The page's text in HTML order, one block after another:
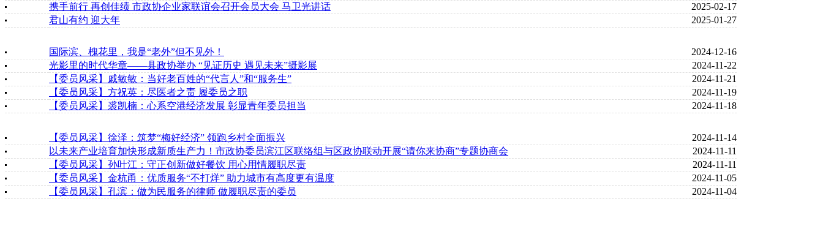
携手前行 再创佳绩 市政协企业家联谊会召开会员大会 马卫光讲话
2025-02-17
君山有约 迎大年
2025-01-27
国际滨、槐花里，我是“老外”但不见外！
2024-12-16
光影里的时代华章——县政协举办 “见证历史 遇见未来”摄影展
2024-11-22
【委员风采】戚敏敏：当好老百姓的“代言人”和“服务生”
2024-11-21
【委员风采】方祝英：尽医者之责 履委员之职
2024-11-19
【委员风采】裘凯楠：心系空港经济发展 彰显青年委员担当
2024-11-18
【委员风采】徐泽：筑梦“梅好经济” 领跑乡村全面振兴
2024-11-14
以未来产业培育加快形成新质生产力！市政协委员滨江区联络组与区政协联动开展“请你来协商”专题协商会
2024-11-11
【委员风采】孙叶江：守正创新做好餐饮 用心用情履职尽责
2024-11-11
【委员风采】金杭甬：优质服务“不打烊” 助力城市有高度更有温度
2024-11-05
【委员风采】孔滨：做为民服务的律师 做履职尽责的委员
2024-11-04